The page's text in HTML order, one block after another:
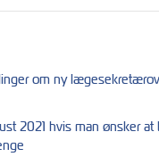
om ny
2021 hvis man ønsker